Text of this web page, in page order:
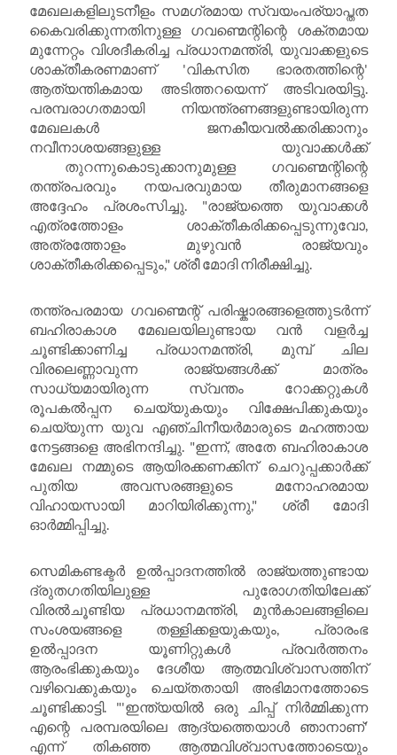
മേഖലകളിലുടനീളം സമഗ്രമായ സ്വയംപര്യാപ്തത
കൈവരിക്കുന്നതിനുള്ള ഗവണ്മെന്റിന്റെ ശക്തമായ
മുന്നേറ്റം വിശദീകരിച്ച പ്രധാനമന്ത്രി, യുവാക്കളുടെ
ശാക്തീകരണമാണ് 'വികസിത ഭാരതത്തിന്റെ'
ആത്യന്തികമായ അടിത്തറയെന്ന് അടിവരയിട്ടു.
പരമ്പരാഗതമായി നിയന്ത്രണങ്ങളുണ്ടായിരുന്ന
മേഖലകൾ ജനകീയവൽക്കരിക്കാനും
നവീനാശയങ്ങളുള്ള യുവാക്കൾക്ക്
തുറന്നുകൊടുക്കാനുമുള്ള ഗവണ്മെന്റിന്റെ
തന്ത്രപരവും നയപരവുമായ തീരുമാനങ്ങളെ
അദ്ദേഹം പ്രശംസിച്ചു. "രാജ്യത്തെ യുവാക്കൾ
എത്രത്തോളം ശാക്തീകരിക്കപ്പെടുന്നുവോ,
അത്രത്തോളം മുഴുവൻ രാജ്യവും
ശാക്തീകരിക്കപ്പെടും," ശ്രീ മോദി നിരീക്ഷിച്ചു.
തന്ത്രപരമായ ഗവണ്മെന്റ് പരിഷ്കാരങ്ങളെത്തുടർന്ന്
ബഹിരാകാശ മേഖലയിലുണ്ടായ വൻ വളർച്ച
ചൂണ്ടിക്കാണിച്ച പ്രധാനമന്ത്രി, മുമ്പ് ചില
വിരലെണ്ണാവുന്ന രാജ്യങ്ങൾക്ക് മാത്രം
സാധ്യമായിരുന്ന സ്വന്തം റോക്കറ്റുകൾ
രൂപകൽപ്പന ചെയ്യുകയും വിക്ഷേപിക്കുകയും
ചെയ്യുന്ന യുവ എഞ്ചിനീയർമാരുടെ മഹത്തായ
നേട്ടങ്ങളെ അഭിനന്ദിച്ചു. "ഇന്ന്, അതേ ബഹിരാകാശ
മേഖല നമ്മുടെ ആയിരക്കണക്കിന് ചെറുപ്പക്കാർക്ക്
പുതിയ അവസരങ്ങളുടെ മനോഹരമായ
വിഹായസായി മാറിയിരിക്കുന്നു," ശ്രീ മോദി
ഓർമ്മിപ്പിച്ചു.
സെമികണ്ടക്ടർ ഉൽപ്പാദനത്തിൽ രാജ്യത്തുണ്ടായ
ദ്രുതഗതിയിലുള്ള പുരോഗതിയിലേക്ക്
വിരൽചൂണ്ടിയ പ്രധാനമന്ത്രി, മുൻകാലങ്ങളിലെ
സംശയങ്ങളെ തള്ളിക്കളയുകയും, പ്രാരംഭ
ഉൽപ്പാദന യൂണിറ്റുകൾ പ്രവർത്തനം
ആരംഭിക്കുകയും ദേശീയ ആത്മവിശ്വാസത്തിന്
വഴിവെക്കുകയും ചെയ്തതായി അഭിമാനത്തോടെ
ചൂണ്ടിക്കാട്ടി. "'ഇന്ത്യയിൽ ഒരു ചിപ്പ് നിർമ്മിക്കുന്ന
എന്റെ പരമ്പരയിലെ ആദ്യത്തെയാൾ ഞാനാണ്'
എന്ന് തികഞ്ഞ ആത്മവിശ്വാസത്തോടെയും